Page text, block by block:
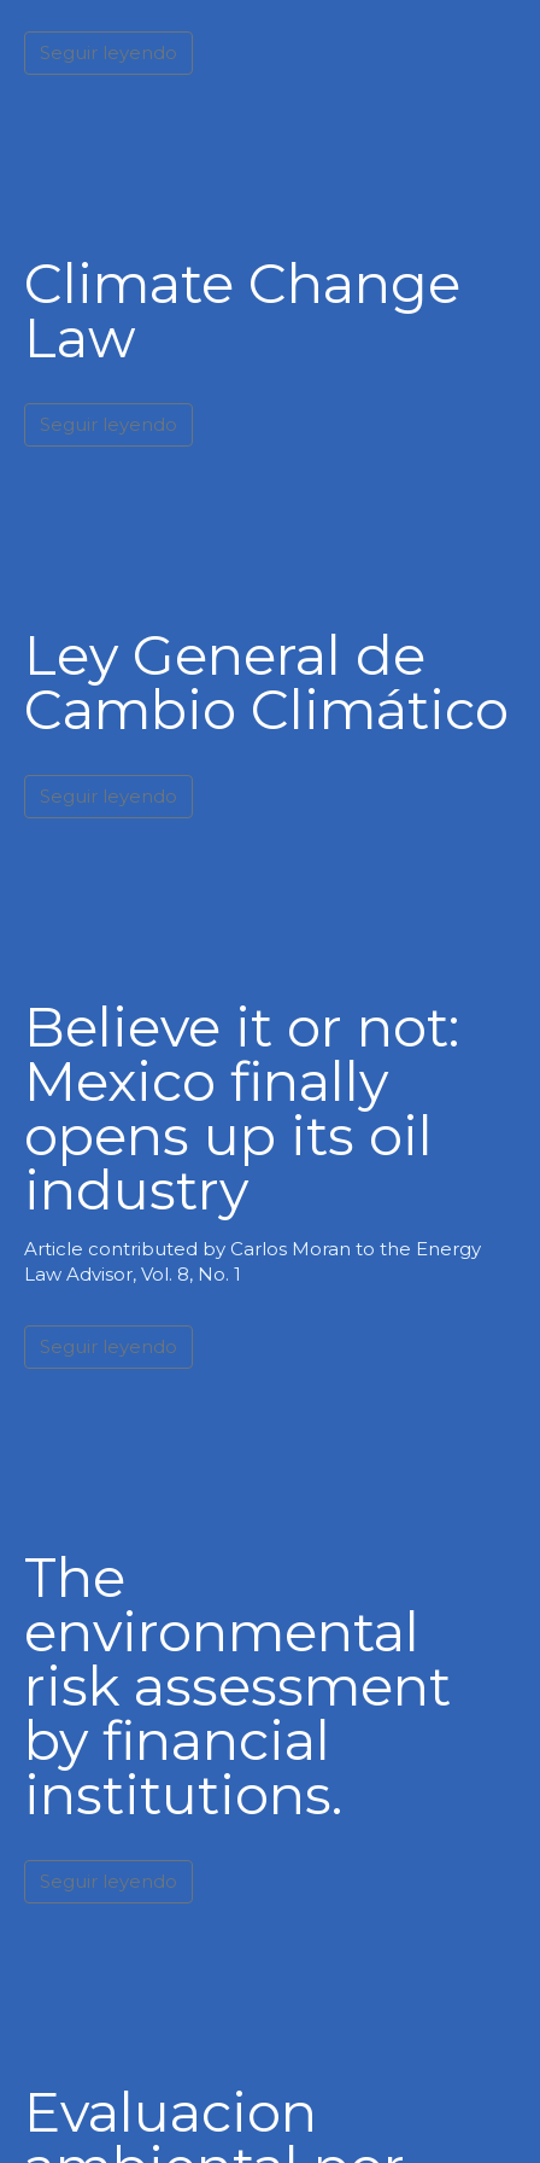
Seguir leyendo
Climate Change
Law
Seguir leyendo
Ley General de
Cambio Climático
Seguir leyendo
Believe it or not:
Mexico finally
opens up its oil
industry
Article contributed by Carlos Moran to the Energy
Law Advisor, Vol. 8, No. 1
Seguir leyendo
The
environmental
risk assessment
by financial
institutions.
Seguir leyendo
Evaluacion